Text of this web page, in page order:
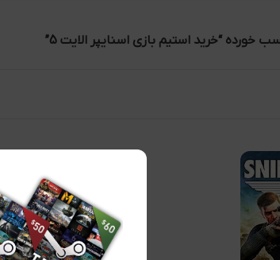
خورده “خرید استیم بازی اسنایپر الایت 5”